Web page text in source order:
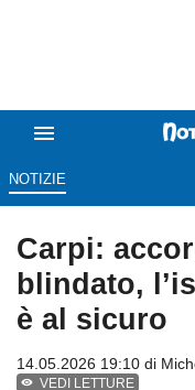
NOTIZIE
Carpi:
blindato,
è al sicuro
14.05.2026 19:10 di
VEDI LETTURE